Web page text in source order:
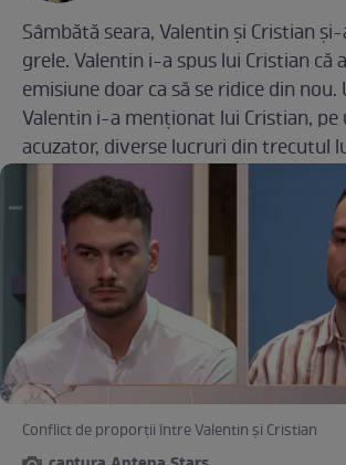
Sâmbătă seara, Valentin și Cristian
grele. Valentin i-a spus lui Cristian că
emisiune doar ca să se ridice din nou.
Valentin i-a menționat lui Cristian, pe
acuzator, diverse lucruri din trecutul
Conflict de proporții între Valentin și Cristian